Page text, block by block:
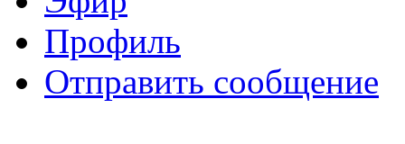
Профиль
Отправить сообщение